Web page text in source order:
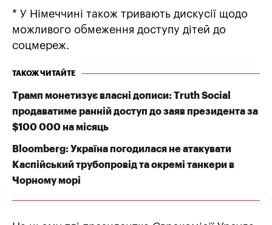
* У Німеччині також тривають дискусії щодо
можливого обмеження доступу дітей до
соцмереж.
ТАКОЖ ЧИТАЙТЕ
Трамп монетизує власні дописи: Truth Social
продаватиме ранній доступ до заяв президента за
$100 000 на місяць
Bloomberg: Україна погодилася не атакувати
Каспійський трубопровід та окремі танкери в
Чорному морі